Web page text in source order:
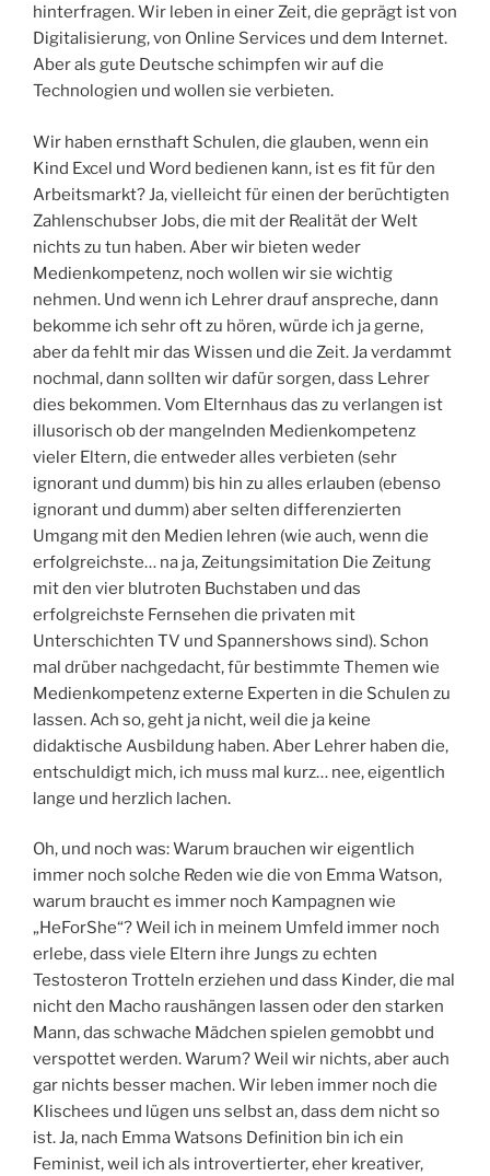
hinterfragen. Wir leben in einer Zeit, die geprägt ist von
Digitalisierung, von Online Services und dem Internet.
Aber als gute Deutsche schimpfen wir auf die
Technologien und wollen sie verbieten.
Wir haben ernsthaft Schulen, die glauben, wenn ein
Kind Excel und Word bedienen kann, ist es fit für den
Arbeitsmarkt? Ja, vielleicht für einen der berüchtigten
Zahlenschubser Jobs, die mit der Realität der Welt
nichts zu tun haben. Aber wir bieten weder
Medienkompetenz, noch wollen wir sie wichtig
nehmen. Und wenn ich Lehrer drauf anspreche, dann
bekomme ich sehr oft zu hören, würde ich ja gerne,
aber da fehlt mir das Wissen und die Zeit. Ja verdammt
nochmal, dann sollten wir dafür sorgen, dass Lehrer
dies bekommen. Vom Elternhaus das zu verlangen ist
illusorisch ob der mangelnden Medienkompetenz
vieler Eltern, die entweder alles verbieten (sehr
ignorant und dumm) bis hin zu alles erlauben (ebenso
ignorant und dumm) aber selten differenzierten
Umgang mit den Medien lehren (wie auch, wenn die
erfolgreichste… na ja, Zeitungsimitation Die Zeitung
mit den vier blutroten Buchstaben und das
erfolgreichste Fernsehen die privaten mit
Unterschichten TV und Spannershows sind). Schon
mal drüber nachgedacht, für bestimmte Themen wie
Medienkompetenz externe Experten in die Schulen zu
lassen. Ach so, geht ja nicht, weil die ja keine
didaktische Ausbildung haben. Aber Lehrer haben die,
entschuldigt mich, ich muss mal kurz… nee, eigentlich
lange und herzlich lachen.
Oh, und noch was: Warum brauchen wir eigentlich
immer noch solche Reden wie die von Emma Watson,
warum braucht es immer noch Kampagnen wie
„HeForShe“? Weil ich in meinem Umfeld immer noch
erlebe, dass viele Eltern ihre Jungs zu echten
Testosteron Trotteln erziehen und dass Kinder, die mal
nicht den Macho raushängen lassen oder den starken
Mann, das schwache Mädchen spielen gemobbt und
verspottet werden. Warum? Weil wir nichts, aber auch
gar nichts besser machen. Wir leben immer noch die
Klischees und lügen uns selbst an, dass dem nicht so
ist. Ja, nach Emma Watsons Definition bin ich ein
Feminist, weil ich als introvertierter, eher kreativer,